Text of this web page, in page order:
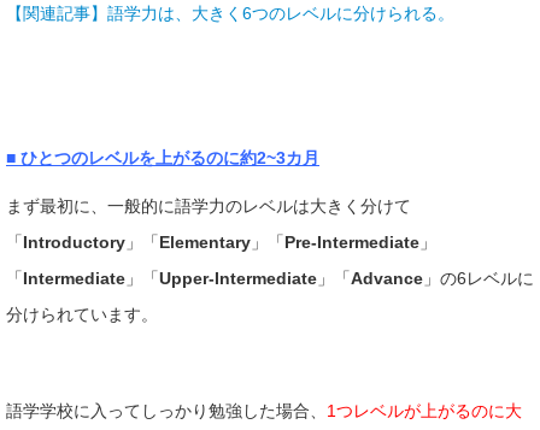
【関連記事】語学力は、大きく6つのレベルに分けられる。
■ ひとつのレベルを上がるのに約2~3カ月
まず最初に、一般的に語学力のレベルは大きく分けて
「Introductory 」「Elementary 」「Pre-Intermediate 」
「Intermediate 」「Upper-Intermediate 」「Advance 」の6レベルに
分けられています。
語学学校に入ってしっかり勉強した場合、 1つレベルが上がるのに大